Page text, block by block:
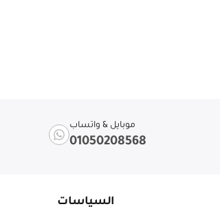
موبايل & واتساب
01050208568
السياسات